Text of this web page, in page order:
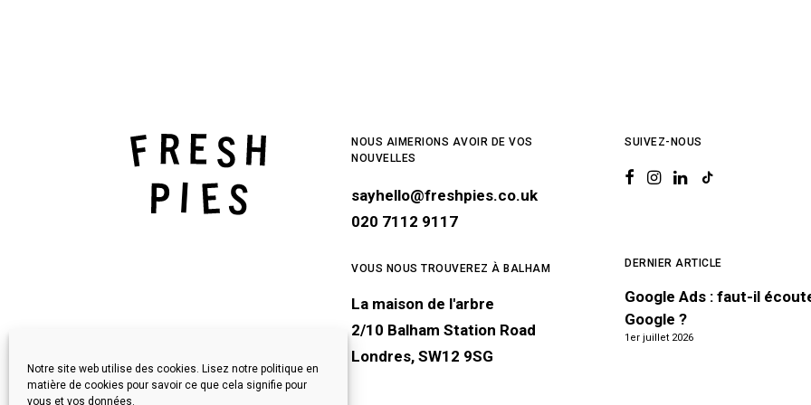
Notre site web utilise des cookies. Lisez notre politique en
matière de cookies pour savoir ce que cela signifie pour
vous et vos données.
NOUS AIMERIONS AVOIR DE VOS
NOUVELLES
sayhello@freshpies.co.uk
020 7112 9117
VOUS NOUS TROUVEREZ À BALHAM
La maison de l'arbre
2/10 Balham Station Road
Londres, SW12 9SG
SUIVEZ-NOUS
DERNIER ARTICLE
Google Ads : faut-il
Google ?
1er juillet 2026